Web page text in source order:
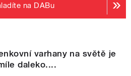
na DABu
varhany na světě je
daleko....